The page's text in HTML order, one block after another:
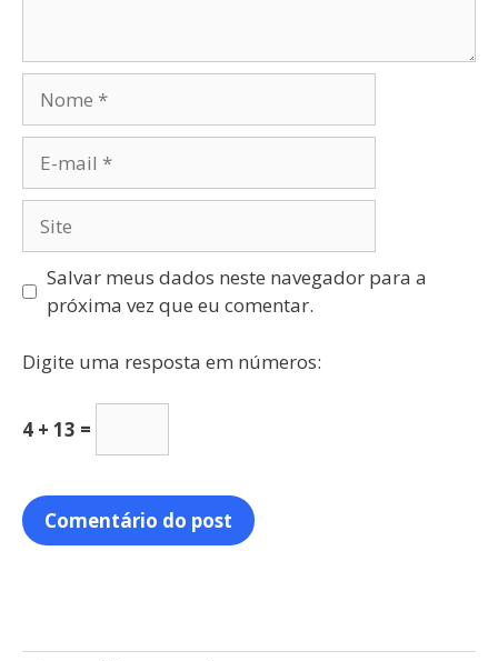
Salvar meus dados neste navegador para a
próxima vez que eu comentar.
Digite uma resposta em números:
4 + 13 =